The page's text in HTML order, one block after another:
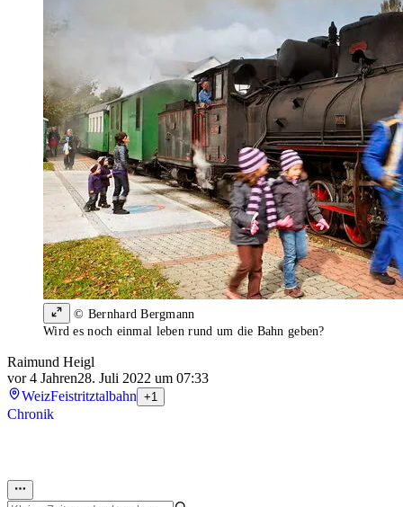
© Bernhard Bergmann
Wird es noch einmal leben rund um die Bahn geben?
Raimund Heigl
vor 4 Jahren28. Juli 2022 um 07:33
WeizFeistritztalbahn +1
Chronik